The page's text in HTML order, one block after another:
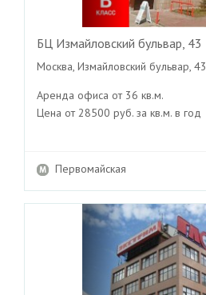
БЦ Измайловский бульвар, 43
Москва, Измайловский бульвар, 43
Аренда офиса от 36 кв.м.
Цена от 28500 руб. за кв.м. в год
Первомайская
Previous